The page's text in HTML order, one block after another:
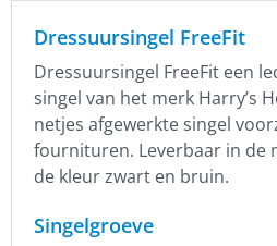
Dressuursingel FreeFit
Dressuursingel FreeFit een
singel van het merk Harry’s
netjes afgewerkte singel
fournituren. Leverbaar in de
de kleur zwart en bruin.
Singelgroeve